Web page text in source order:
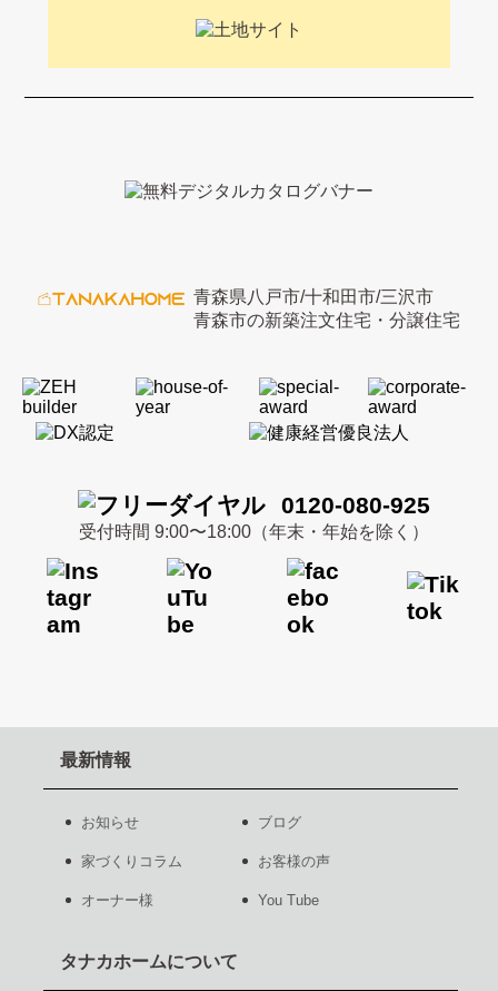
青森県八戸市/十和田市/三沢市
青森市の新築注文住宅・分譲住宅
0120-080-925
受付時間 9:00〜18:00（年末・年始を除く）
最新情報
お知らせ ブログ
家づくりコラム お客様の声
オーナー様 You Tube
タナカホームについて